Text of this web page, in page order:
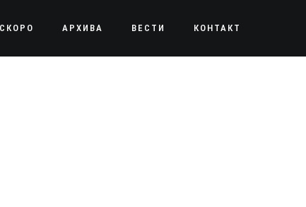
АРХИВА ВЕСТИ КОНТАКТ